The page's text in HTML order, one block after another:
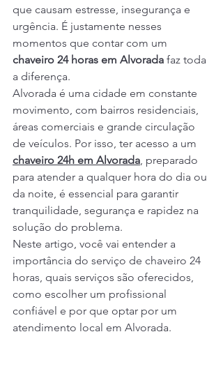
que causam estresse, insegurança e
urgência. É justamente nesses
momentos que contar com um
chaveiro 24 horas em Alvorada faz toda
a diferença.
Alvorada é uma cidade em constante
movimento, com bairros residenciais,
áreas comerciais e grande circulação
de veículos. Por isso, ter acesso a um
chaveiro 24h em Alvorada, preparado
para atender a qualquer hora do dia ou
da noite, é essencial para garantir
tranquilidade, segurança e rapidez na
solução do problema.
Neste artigo, você vai entender a
importância do serviço de chaveiro 24
horas, quais serviços são oferecidos,
como escolher um profissional
confiável e por que optar por um
atendimento local em Alvorada.